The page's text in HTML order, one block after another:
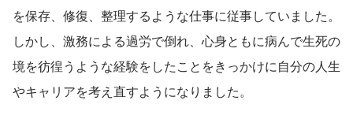
を保存、修復、整理するような仕事に従事していました。
しかし、激務による過労で倒れ、心身ともに病んで生死の
境を彷徨うような経験をしたことをきっかけに自分の人生
やキャリアを考え直すようになりました。